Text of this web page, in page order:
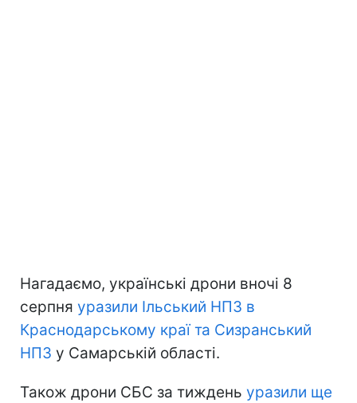
Нагадаємо, українські дрони вночі 8
серпня уразили Ільський НПЗ в
Краснодарському краї та Сизранський
НПЗ у Самарській області.
Також дрони СБС за тиждень уразили ще